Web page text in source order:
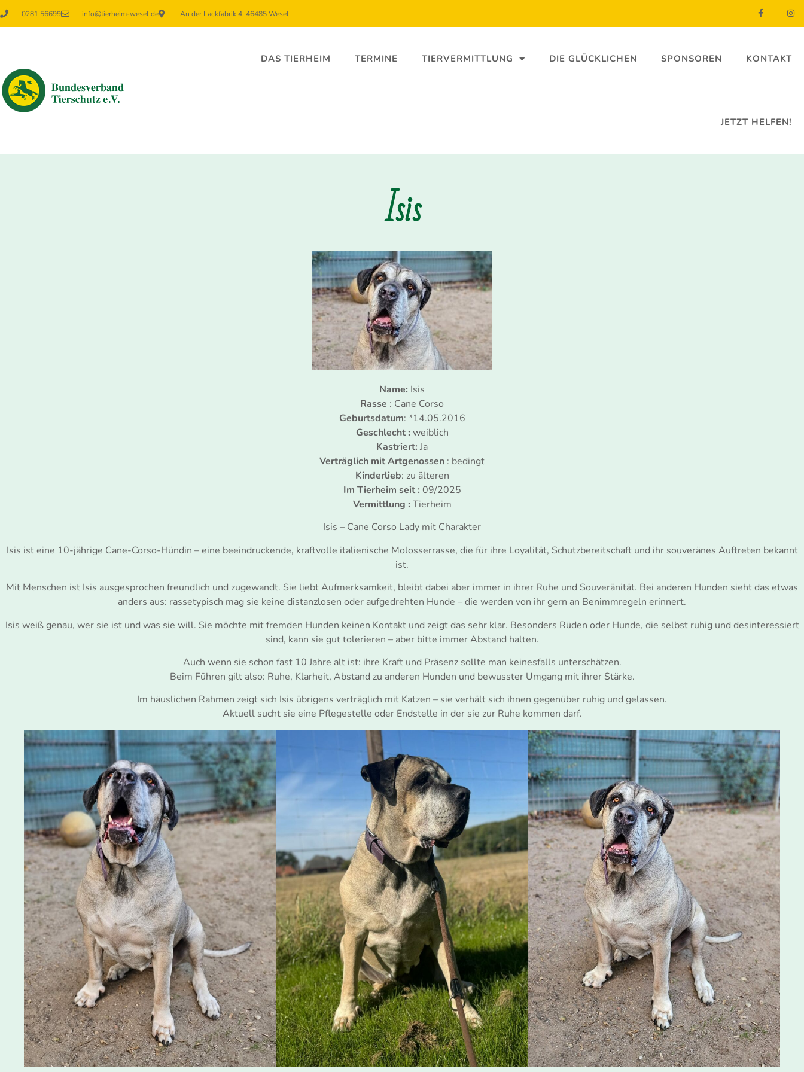
0281 56699 info@tierheim-wesel.de An der Lackfabrik 4, 46485 Wesel
DAS TIERHEIM TERMINE TIERVERMITTLUNG DIE GLÜCKLICHEN SPONSOREN KONTAKT
JETZT HELFEN!
Isis
Name: Isis
Rasse : Cane Corso
Geburtsdatum: *14.05.2016
Geschlecht : weiblich
Kastriert: Ja
Verträglich mit Artgenossen : bedingt
Kinderlieb: zu älteren
Im Tierheim seit : 09/2025
Vermittlung : Tierheim
Isis – Cane Corso Lady mit Charakter
Isis ist eine 10-jährige Cane-Corso-Hündin – eine beeindruckende, kraftvolle italienische Molosserrasse, die für ihre Loyalität, Schutzbereitschaft und ihr souveränes Auftreten bekannt
ist.
Mit Menschen ist Isis ausgesprochen freundlich und zugewandt. Sie liebt Aufmerksamkeit, bleibt dabei aber immer in ihrer Ruhe und Souveränität. Bei anderen Hunden sieht das etwas
anders aus: rassetypisch mag sie keine distanzlosen oder aufgedrehten Hunde – die werden von ihr gern an Benimmregeln erinnert.
Isis weiß genau, wer sie ist und was sie will. Sie möchte mit fremden Hunden keinen Kontakt und zeigt das sehr klar. Besonders Rüden oder Hunde, die selbst ruhig und desinteressiert
sind, kann sie gut tolerieren – aber bitte immer Abstand halten.
Auch wenn sie schon fast 10 Jahre alt ist: ihre Kraft und Präsenz sollte man keinesfalls unterschätzen.
Beim Führen gilt also: Ruhe, Klarheit, Abstand zu anderen Hunden und bewusster Umgang mit ihrer Stärke.
Im häuslichen Rahmen zeigt sich Isis übrigens verträglich mit Katzen – sie verhält sich ihnen gegenüber ruhig und gelassen.
Aktuell sucht sie eine Pflegestelle oder Endstelle in der sie zur Ruhe kommen darf.